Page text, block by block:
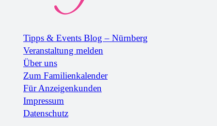
Tipps & Events Blog – Nürnberg
Veranstaltung melden
Über uns
Zum Familienkalender
Für Anzeigenkunden
Impressum
Datenschutz